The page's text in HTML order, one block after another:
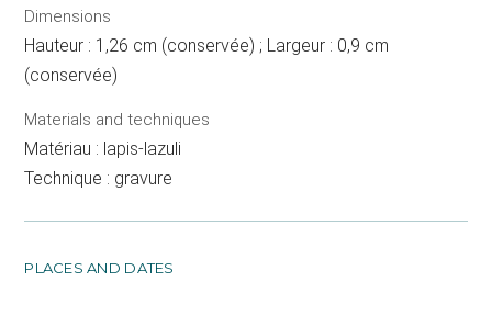
Dimensions
Hauteur : 1,26 cm (conservée) ; Largeur : 0,9 cm
(conservée)
Materials and techniques
Matériau : lapis-lazuli
Technique : gravure
PLACES AND DATES